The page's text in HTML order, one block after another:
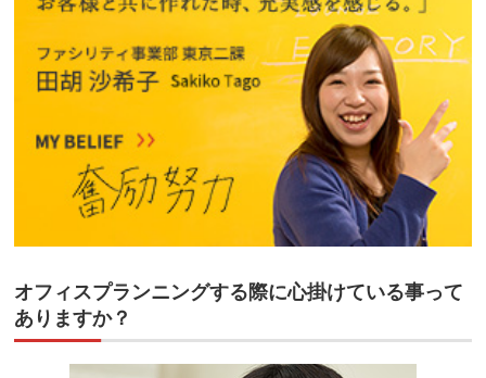
オフィスプランニングする際に心掛けている事って
ありますか？